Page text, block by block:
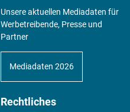
Unsere aktuellen Mediadaten für
Werbetreibende, Presse und
Partner
Mediadaten 2026
Rechtliches